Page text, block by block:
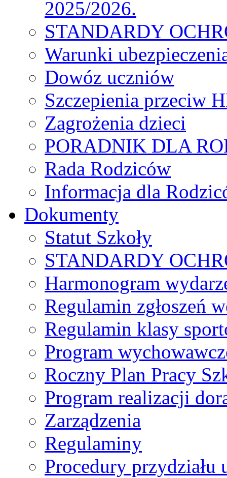
2025/2026.
STANDARDY
Warunki
Dowóz uczniów
Szczepienia przeciw
Zagrożenia dzieci
PORADNIK DLA
Rada Rodziców
Іnformacja dla
Dokumenty
Statut Szkoły
STANDARDY
Harmonogram
Regulamin zgłoszeń
Regulamin klasy
Program
Roczny Plan Pracy
Program realizacji
Zarządzenia
Regulaminy
Procedury